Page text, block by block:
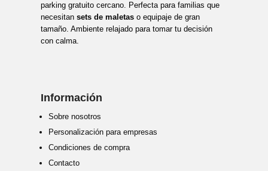
parking gratuito cercano. Perfecta para familias que
necesitan sets de maletaso equipaje de gran
tamaño. Ambiente relajado para tomar tu decisión
con calma.
Información
Sobre nosotros
Personalización para empresas
Condiciones de compra
Contacto